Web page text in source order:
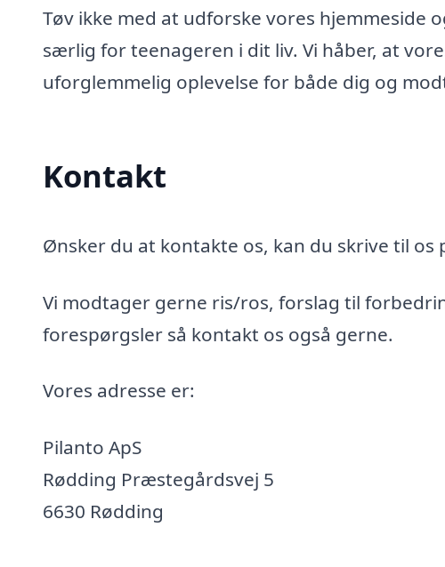
Tøv ikke med at udforske vores hjemmeside
særlig for teenageren i dit liv. Vi håber, at
uforglemmelig oplevelse for både dig og
Kontakt
Ønsker du at kontakte os, kan du skrive til os
Vi modtager gerne ris/ros, forslag til
forespørgsler så kontakt os også gerne.
Vores adresse er:
Pilanto ApS
Rødding Præstegårdsvej 5
6630 Rødding